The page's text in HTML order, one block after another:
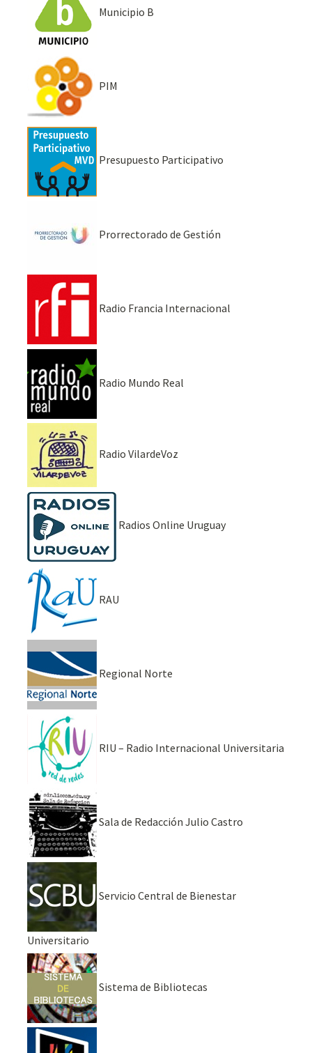
Municipio B
PIM
Presupuesto Participativo
Prorrectorado de Gestión
Radio Francia Internacional
Radio Mundo Real
Radio VilardeVoz
Radios Online Uruguay
RAU
Regional Norte
RIU – Radio Internacional Universitaria
Sala de Redacción Julio Castro
Servicio Central de Bienestar
Universitario
Sistema de Bibliotecas